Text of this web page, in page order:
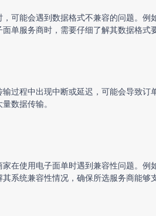
，可能会遇到数据格式不兼容的问题。
服务商时，需要仔细了解其数据格式
过程中出现中断或延迟，可能会导致
数据传输。
在使用电子面单时遇到兼容性问题。
统兼容性情况，确保所选服务商能够